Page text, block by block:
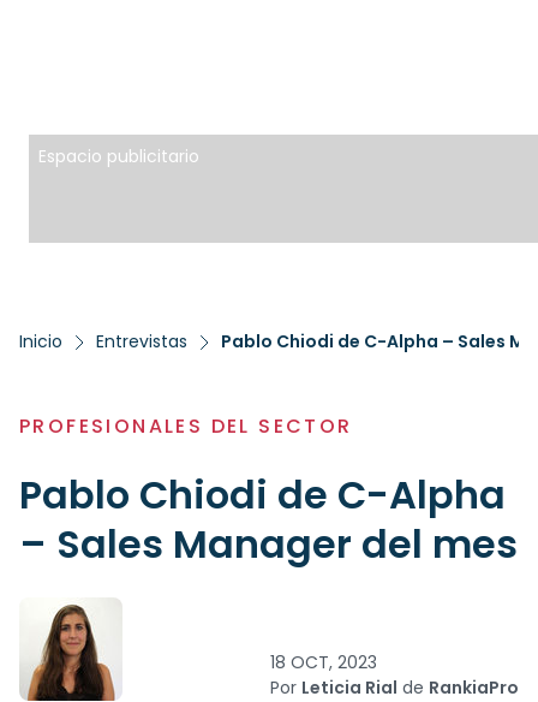
Espacio publicitario
Inicio Entrevistas Pablo Chiodi de C-Alpha – Sales
PROFESIONALES DEL SECTOR
Pablo Chiodi de C-Alpha
– Sales Manager del mes
18 OCT, 2023
Por Leticia Rial de RankiaPro